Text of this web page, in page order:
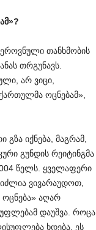
»?
თანხმობის
თრგუნავს.
არ ვიცი,
ოცნებამ»,
იქნება, მაგრამ,
გუნდის რეიტინგმა
წელს. ყველაფერი
ვივარაუდოთ,
ოცნება» აღარ
დაუშვა. როცა
ხდება, ეს